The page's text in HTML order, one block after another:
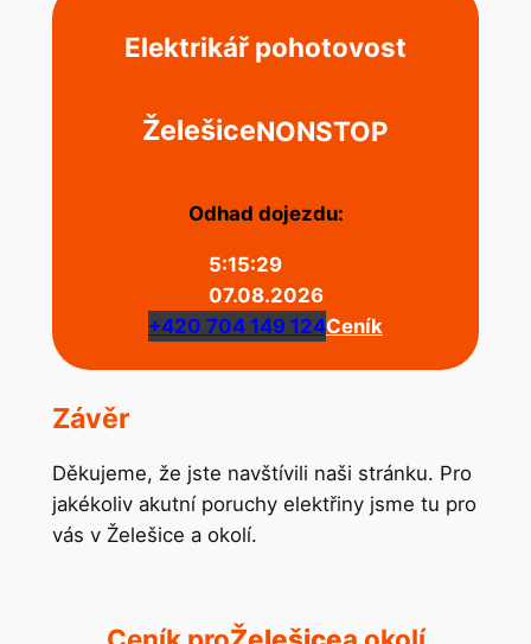
Elektrikář pohotovost
ŽelešiceNONSTOP
Odhad dojezdu:
5:15:29
07.08.2026
+420 704 149 124Ceník
Závěr
Děkujeme, že jste navštívili naši stránku. Pro
jakékoliv akutní poruchy elektřiny jsme tu pro
vás v Želešice a okolí.